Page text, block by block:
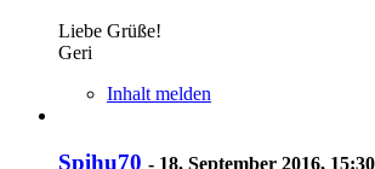
Liebe Grüße!
Geri
Inhalt melden
Spihu70 - 18. September 2016, 15:30